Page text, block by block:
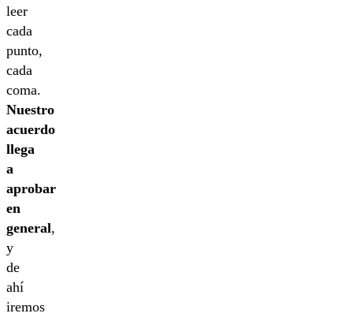
leer
cada
punto,
cada
coma.
Nuestro
acuerdo
llega
a
aprobar
en
general,
y
de
ahí
iremos